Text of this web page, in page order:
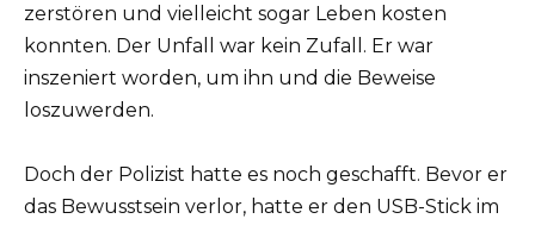
zerstören und vielleicht sogar Leben kosten
konnten. Der Unfall war kein Zufall. Er war
inszeniert worden, um ihn und die Beweise
loszuwerden.
Doch der Polizist hatte es noch geschafft. Bevor er
das Bewusstsein verlor, hatte er den USB-Stick im